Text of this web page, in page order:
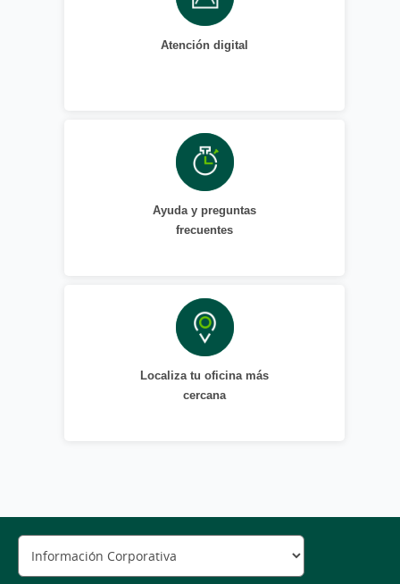
Atención digital
Ayuda y preguntas
frecuentes
Localiza tu oficina más
cercana